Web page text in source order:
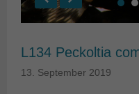
L134 Peckoltia
13. September 2019